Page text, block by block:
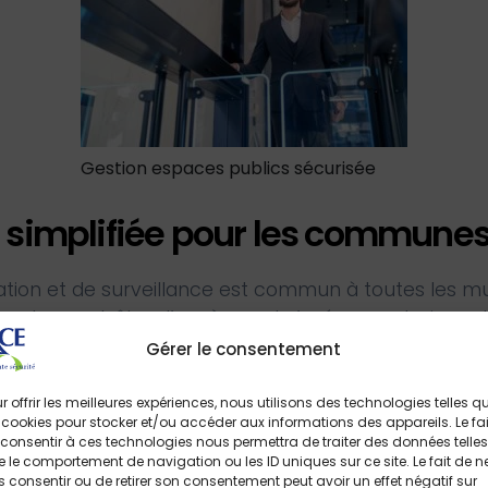
Gérer le consentement
offrir les meilleures expériences, nous utilisons des technologies telles
pour stocker et/ou accéder aux informations des appareils. Le
à ces technologies nous permettra de traiter des données telles
le comportement de navigation ou les ID uniques sur ce site. Le fait de
consentir ou de retirer son consentement peut avoir un effet négatif sur
Gestion espaces publics sécurisée
pour les
et de surveillance est commun à toutes les
les contrôles d’accès peut s’avérer
les espaces municipaux à gérer sont
l’idéal est de pouvoir disposer d’un
il est désormais possible de contrôler les
à partir d’une interface unique. Tous les
être gérés en temps réel : surveillance,